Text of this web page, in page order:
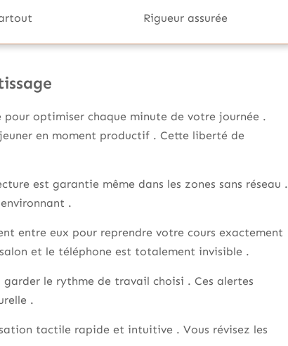
Rigueur assurée
optimiser chaque minute de votre journée .
en moment productif . Cette liberté de
est garantie même dans les zones sans réseau .
.
entre eux pour reprendre votre cours exactement
et le téléphone est totalement invisible .
le rythme de travail choisi . Ces alertes
.
tactile rapide et intuitive . Vous révisez les